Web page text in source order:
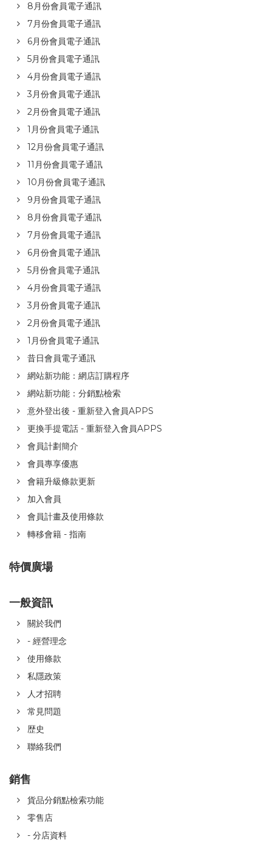
8月份會員電子通訊
7月份會員電子通訊
6月份會員電子通訊
5月份會員電子通訊
4月份會員電子通訊
3月份會員電子通訊
2月份會員電子通訊
1月份會員電子通訊
12月份會員電子通訊
11月份會員電子通訊
10月份會員電子通訊
9月份會員電子通訊
8月份會員電子通訊
7月份會員電子通訊
6月份會員電子通訊
5月份會員電子通訊
4月份會員電子通訊
3月份會員電子通訊
2月份會員電子通訊
1月份會員電子通訊
昔日會員電子通訊
網站新功能：網店訂購程序
網站新功能：分銷點檢索
意外登出後 - 重新登入會員APPS
更換手提電話 - 重新登入會員APPS
會員計劃簡介
會員專享優惠
會籍升級條款更新
加入會員
會員計畫及使用條款
轉移會籍 - 指南
特價廣場
一般資訊
關於我們
- 經營理念
使用條款
私隱政策
人才招聘
常見問題
歴史
聯絡我們
銷售
貨品分銷點檢索功能
零售店
- 分店資料